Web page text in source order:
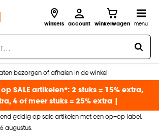
winkels account winkelwagen menu
bezorgen of afhalen in de winkel
Shop online of in onze 96 winkels
raam advies en inmeten aan huis
5,- korting op je volgende bestelling
op SALE artikelen*: 2 stuks = 15% extra,
4 of meer stuks = 25% extra |
geldig op sale artikelen met een op=op-label.
augustus.